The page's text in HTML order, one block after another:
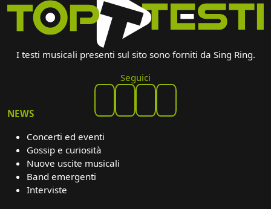
I testi musicali presenti sul sito sono forniti da Sing Ring.
Seguici
NEWS
Concerti ed eventi
Gossip e curiosità
Nuove uscite musicali
Band emergenti
Interviste